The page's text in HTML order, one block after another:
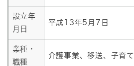
設立年
月日
平成13年5月7日
業種・
職種
介護事業、移送、子育て